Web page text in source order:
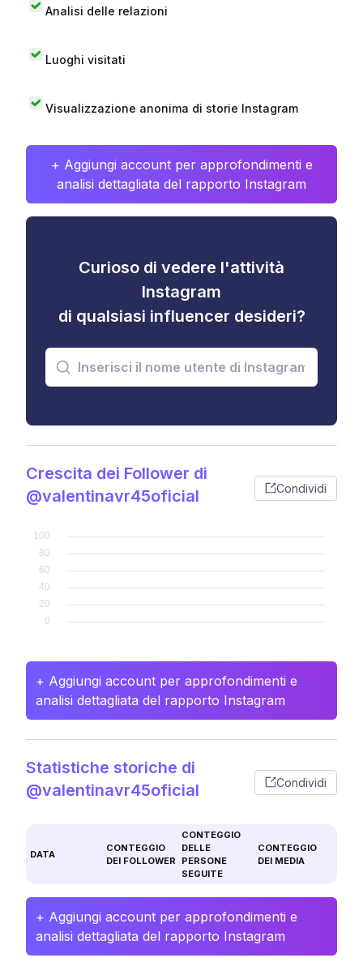
Analisi delle relazioni
Luoghi visitati
Visualizzazione anonima di storie Instagram
+ Aggiungi account per approfondimenti e
analisi dettagliata del rapporto Instagram
Curioso di vedere l'attività
Instagram
di qualsiasi influencer desideri?
Crescita dei Follower di
@valentinavr45oficial
Condividi
+ Aggiungi account per approfondimenti e
analisi dettagliata del rapporto Instagram
Statistiche storiche di
@valentinavr45oficial
Condividi
DATA
CONTEGGIO
DEI FOLLOWER
CONTEGGIO
DELLE
PERSONE
SEGUITE
CONTEGGIO
DEI MEDIA
+ Aggiungi account per approfondimenti e
analisi dettagliata del rapporto Instagram